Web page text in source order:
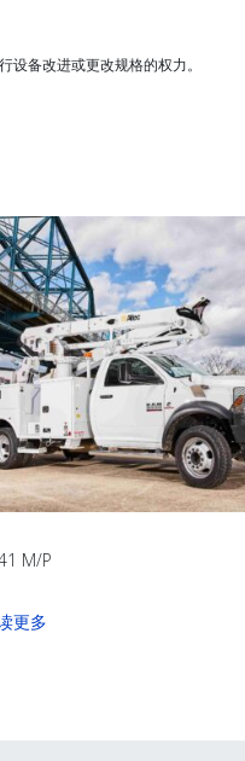
备改进或更改规格的权力。
M/P
更多